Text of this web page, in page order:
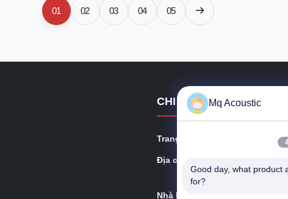
01 02 03 04 05
CHI TIẾT LIÊN HỆ
Trang web:
Địa chỉ:
e, Quảng Châu,
Nhà Máy:
Mq Acoustic
Good day, what product
for?